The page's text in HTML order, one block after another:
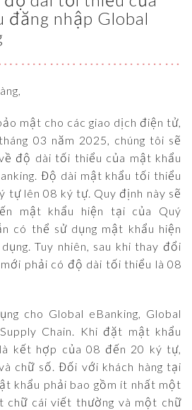
đăng nhập Global
mật cho các giao dịch điện tử,
03 năm 2025, chúng tôi sẽ
độ dài tối thiểu của mật khẩu
Độ dài mật khẩu tối thiểu
tự lên 08 ký tự. Quy định này sẽ
mật khẩu hiện tại của Quý
có thể sử dụng mật khẩu hiện
Tuy nhiên, sau khi thay đổi
phải có độ dài tối thiểu là 08
cho Global eBanking, Global
Chain. Khi đặt mật khẩu
kết hợp của 08 đến 20 ký tự,
chữ số. Đối với khách hàng tại
khẩu phải bao gồm ít nhất một
chữ cái viết thường và một chữ